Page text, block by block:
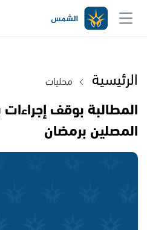
الرئيسية محليات
المطالبة بوقف
المصلين برمضان